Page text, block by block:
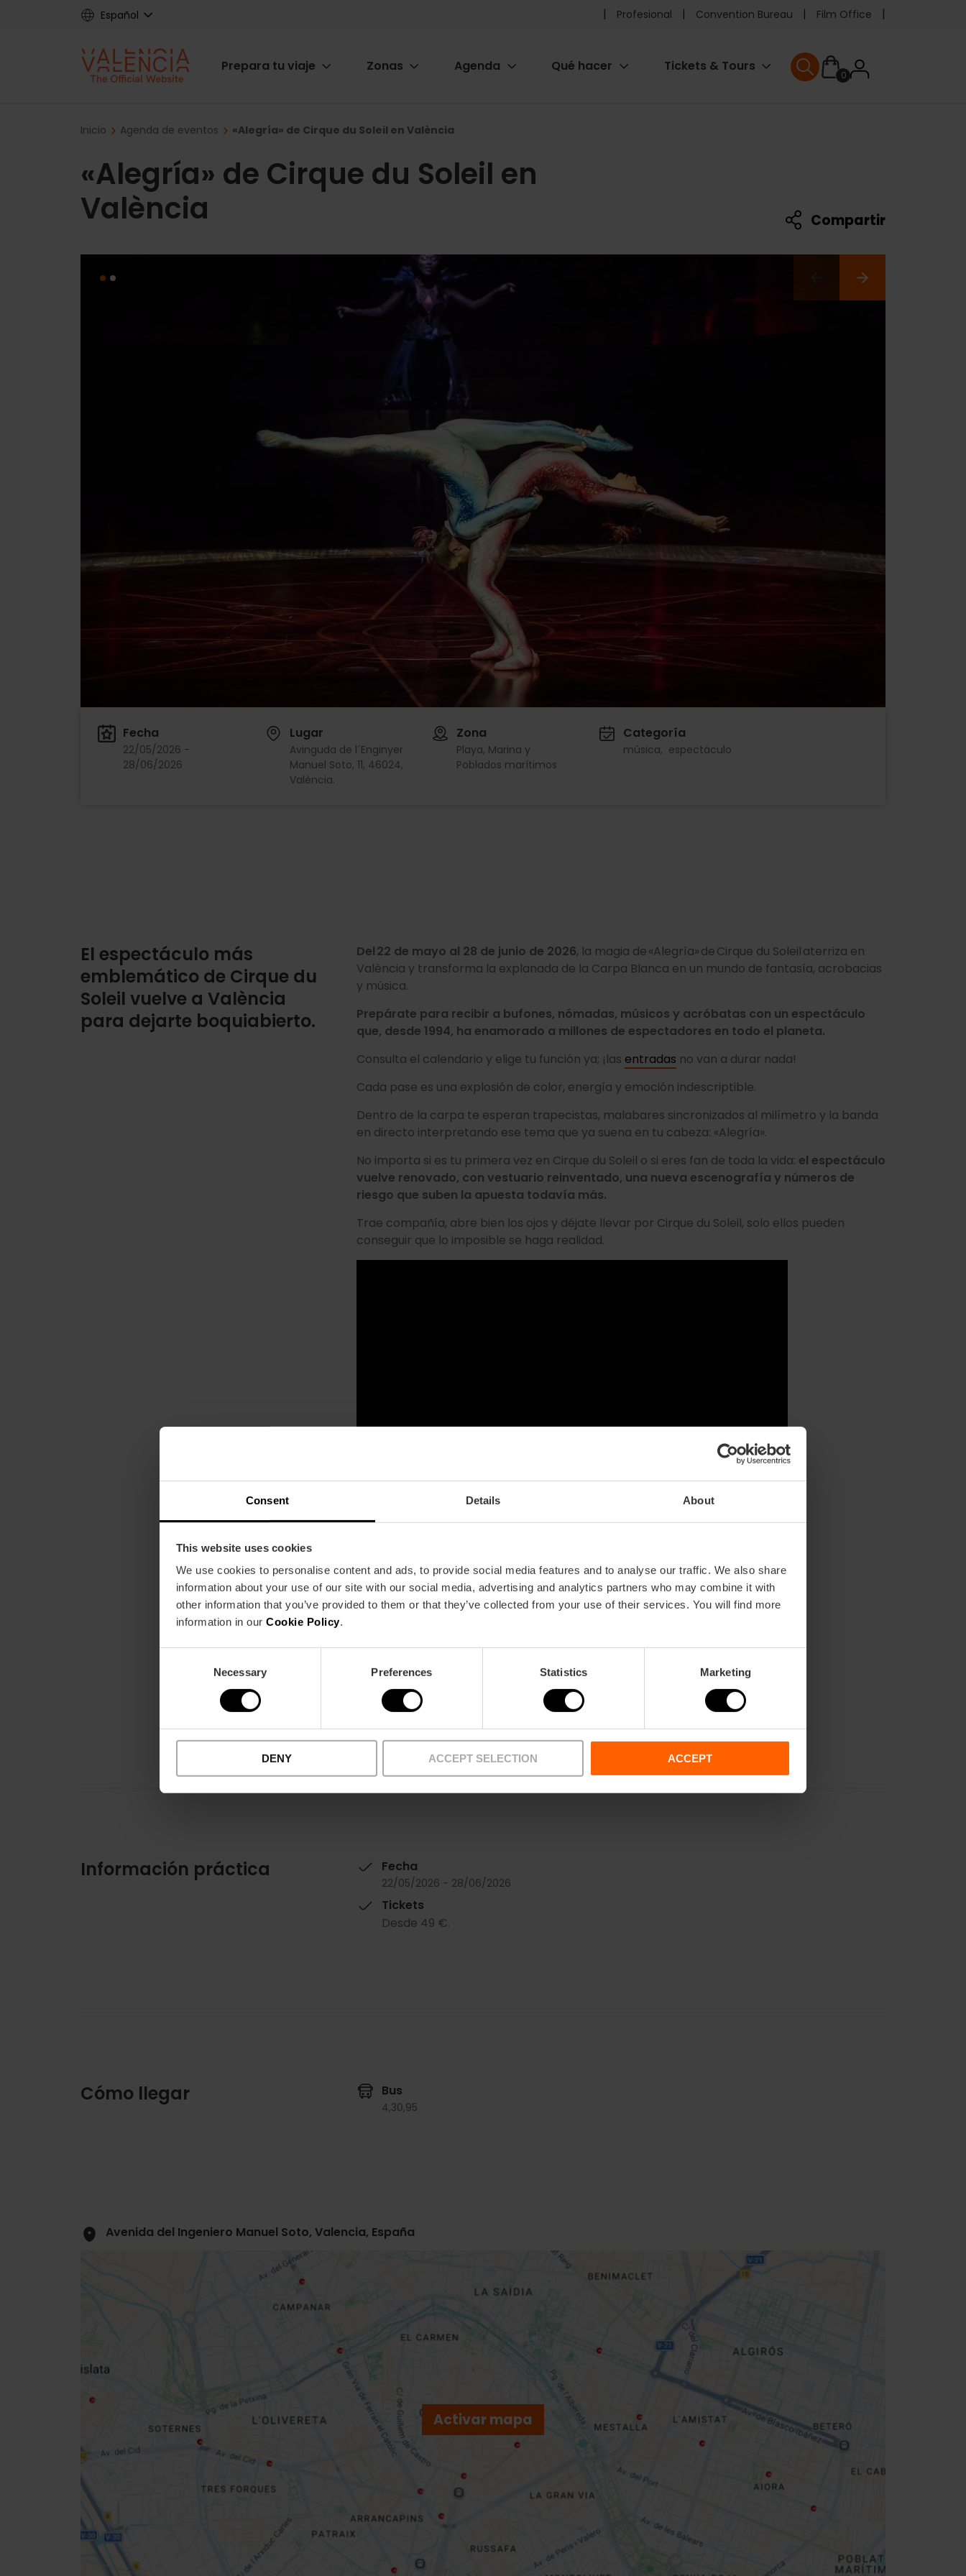
Consent Details About
This website uses cookies
We use cookies to personalise content and ads, to provide social media features and to analyse our traffic. We also share
information about your use of our site with our social media, advertising and analytics partners who may combine it with
other information that you’ve provided to them or that they’ve collected from your use of their services. You will find more
information in our Cookie Policy.
Necessary Preferences Statistics Marketing
DENY ACCEPT SELECTION ACCEPT
Español
Pre
header
Profesional Convention Bureau Film Office
Main
Prepara tu viaje Zonas Agenda Qué hacer Tickets & Tours
0User
User menu
Breadcrumb
Inicio Agenda de eventos «Alegría» de Cirque du Soleil en València
«Alegría» de Cirque du Soleil en
València
Compartir
Fecha
22/05/2026 -
28/06/2026
Lugar
Avinguda de l´Enginyer
Manuel Soto, 11, 46024,
València.
Zona
Playa, Marina y
Poblados marítimos
Categoría
música espectáculo
El espectáculo más
emblemático de Cirque du
Soleil vuelve a València
para dejarte boquiabierto.
Del 22 de mayo al 28 de junio de 2026, la magia de «Alegría» de Cirque du Soleil aterriza en
València y transforma la explanada de la Carpa Blanca en un mundo de fantasía, acrobacias
y música.
Prepárate para recibir a bufones, nómadas, músicos y acróbatas con un espectáculo
que, desde 1994, ha enamorado a millones de espectadores en todo el planeta.
Consulta el calendario y elige tu función ya; ¡las entradas no van a durar nada!
Cada pase es una explosión de color, energía y emoción indescriptible.
Dentro de la carpa te esperan trapecistas, malabares sincronizados al milímetro y la banda
en directo interpretando ese tema que ya suena en tu cabeza: «Alegría».
No importa si es tu primera vez en Cirque du Soleil o si eres fan de toda la vida: el espectáculo
vuelve renovado, con vestuario reinventado, una nueva escenografía y números de
riesgo que suben la apuesta todavía más.
Trae compañía, abre bien los ojos y déjate llevar por Cirque du Soleil, solo ellos pueden
conseguir que lo imposible se haga realidad.
Información práctica Fecha
22/05/2026 - 28/06/2026
Tickets
Desde 49 €.
Cómo llegar Bus
4,30,95
Avenida del Ingeniero Manuel Soto, Valencia, España
Activar mapa
Cómo llegar
sidebar